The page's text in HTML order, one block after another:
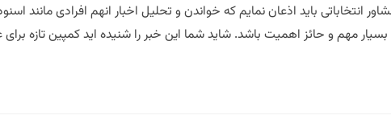
انتخاباتی باید اذعان نمایم که خواندن و تحلیل اخبار انهم افرادی مانند
مهم و حائز اهمیت باشد. شاید شما این خبر را شنیده اید کمپین تازه برای